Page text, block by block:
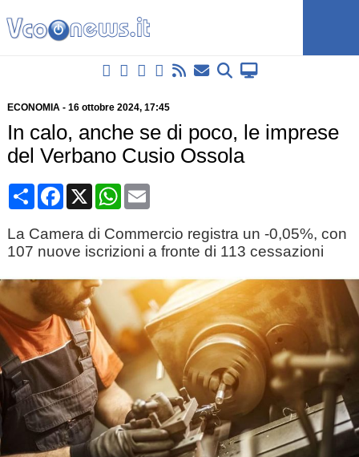
ECONOMIA- 16 ottobre 2024, 17:45
In calo, anche se di poco, le imprese
del Verbano Cusio Ossola
CondividiFacebook
X WhatsApp
Email
La Camera di Commercio registra un -0,05%, con
107 nuove iscrizioni a fronte di 113 cessazioni